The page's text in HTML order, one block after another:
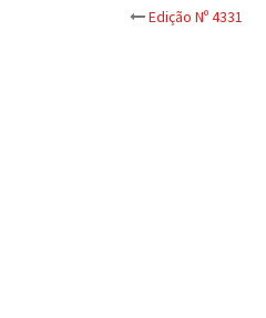
Post
Edição Nº 4331